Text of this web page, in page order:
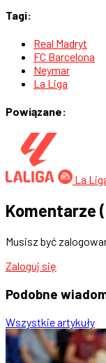
Tagi:
Real Madryt
FC Barcelona
Neymar
La Liga
Powiązane:
La
Komentarze
Musisz być
Zaloguj się
Podobne
Wszystkie artykuły